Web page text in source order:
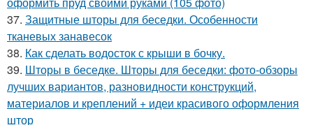
37. Защитные шторы для беседки. Особенности
тканевых занавесок
38. Как сделать водосток с крыши в бочку.
39. Шторы в беседке. Шторы для беседки: фото-обзоры
лучших вариантов, разновидности конструкций,
материалов и креплений + идеи красивого оформления
штор